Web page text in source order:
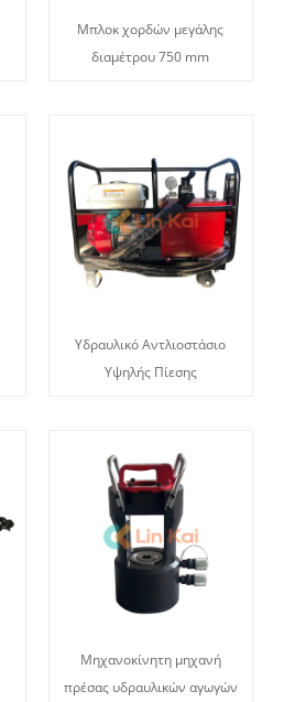
Μπλοκ χορδών μεγάλης
διαμέτρου 750 mm
Υδραυλικό Αντλιοστάσιο
Υψηλής Πίεσης
Μηχανοκίνητη μηχανή
πρέσας υδραυλικών αγωγών